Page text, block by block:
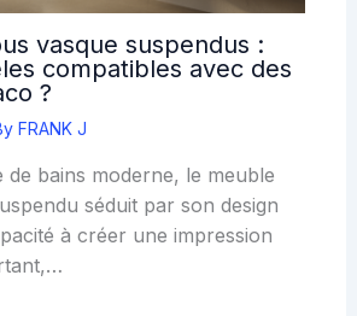
vasque suspendus :
compatibles avec des
?
FRANK J
de bains moderne, le meuble
séduit par son design
à créer une impression